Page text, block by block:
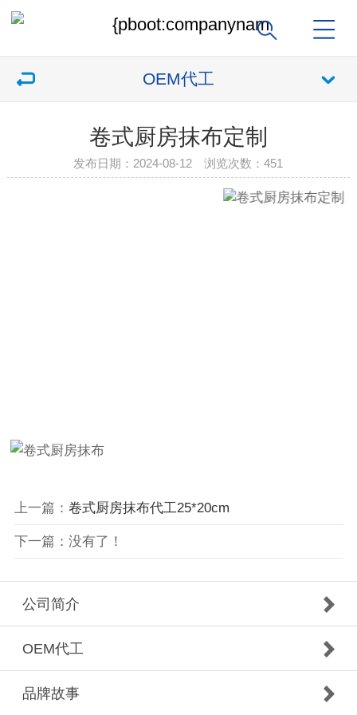
OEM代工
卷式厨房抹布定制
发布日期：2024-08-12 浏览次数：451
上一篇： 卷式厨房抹布代工25*20cm
下一篇：没有了！
公司简介
OEM代工
品牌故事